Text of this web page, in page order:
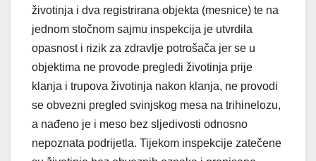
životinja i dva registrirana objekta (mesnice) te na
jednom stočnom sajmu inspekcija je utvrdila
opasnost i rizik za zdravlje potrošača jer se u
objektima ne provode pregledi životinja prije
klanja i trupova životinja nakon klanja, ne provodi
se obvezni pregled svinjskog mesa na trihinelozu,
a nađeno je i meso bez sljedivosti odnosno
nepoznata podrijetla. Tijekom inspekcije zatečene